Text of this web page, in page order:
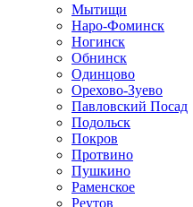
Мытищи
Наро-Фоминск
Ногинск
Обнинск
Одинцово
Орехово-Зуево
Павловский Посад
Подольск
Покров
Протвино
Пушкино
Раменское
Реутов